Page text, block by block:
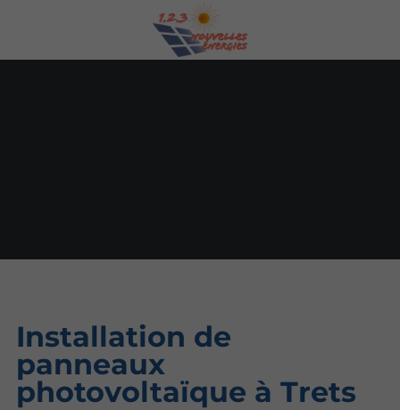
Installation de
panneaux
photovoltaïque à Trets